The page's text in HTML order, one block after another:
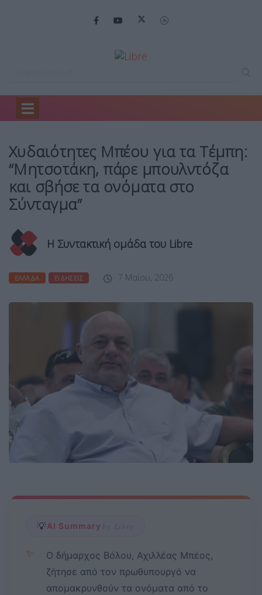
Home
Χυδαιότητες Μπέου για τα Τέμπη:
“Μητσοτάκη, πάρε μπουλντόζα
και σβήσε τα ονόματα στο
Σύνταγμα”
Η Συντακτική ομάδα του Libre
ΕΛΛΆΔΑ ΕΙΔΉΣΕΙΣ 7 Μαΐου, 2026
💡AI Summary by Libre
✨
Ο δήμαρχος Βόλου, Αχιλλέας Μπέος,
ζήτησε από τον πρωθυπουργό να
απομακρυνθούν τα ονόματα από το